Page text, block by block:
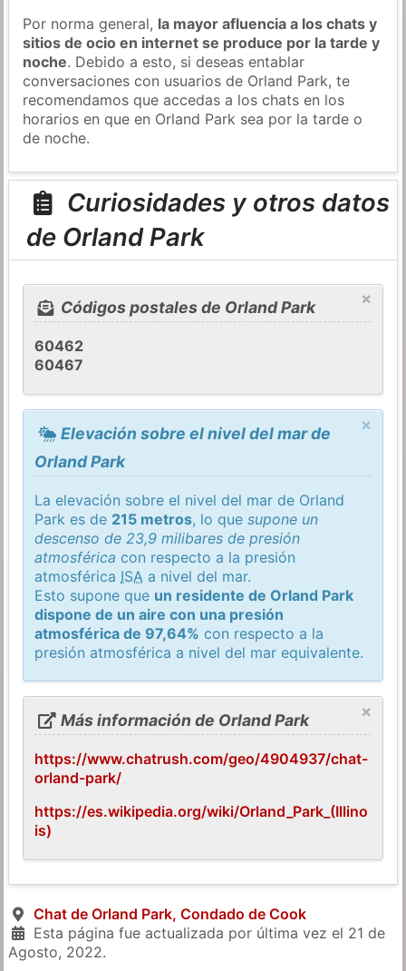
Por norma general, la mayor afluencia a los chats y
sitios de ocio en internet se produce por la tarde y
noche. Debido a esto, si deseas entablar
conversaciones con usuarios de Orland Park, te
recomendamos que accedas a los chats en los
horarios en que en Orland Park sea por la tarde o
de noche.
Curiosidades y otros datos
de Orland Park
×
Códigos postales de Orland Park
60462
60467
×
Elevación sobre el nivel del mar de
Orland Park
La elevación sobre el nivel del mar de Orland
Park es de 215 metros, lo quesupone un
descenso de 23,9 milibares de presión
atmosférica con respecto a la presión
atmosférica ISA a nivel del mar.
Esto supone que un residente de Orland Park
dispone de un aire con una presión
atmosférica de 97,64% con respecto a la
presión atmosférica a nivel del mar equivalente.
×
Más información de Orland Park
https://www.chatrush.com/geo/4904937/chat-
orland-park/
https://es.wikipedia.org/wiki/Orland_Park_(Illino
is)
Chat de Orland Park, Condado de Cook
Esta página fue actualizada por última vez el 21 de
Agosto, 2022.